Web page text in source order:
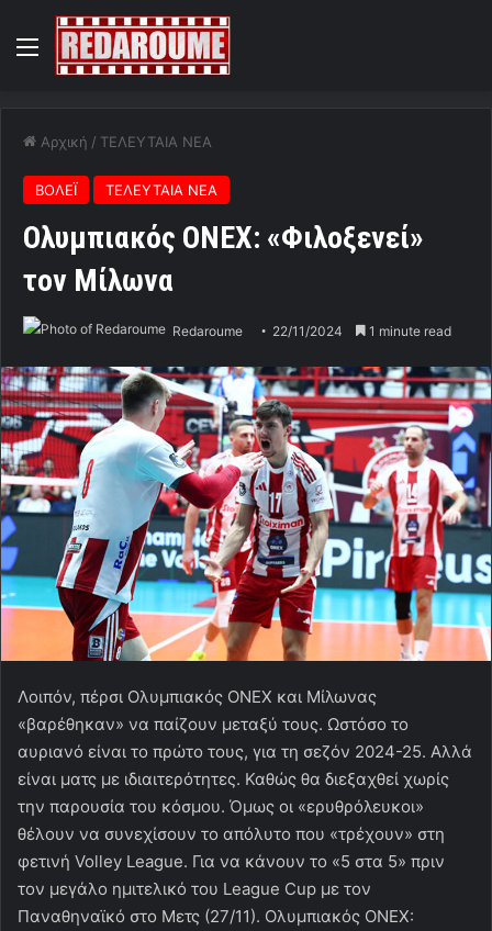
Menu
Αρχική / ΤΕΛΕΥΤΑΙΑ ΝΕΑ
ΒΟΛΕΪ ΤΕΛΕΥΤΑΙΑ ΝΕΑ
Ολυμπιακός ΟΝΕΧ: «Φιλοξενεί»
τον Μίλωνα
Redaroume 22/11/2024 1 minute read
Λοιπόν, πέρσι Ολυμπιακός ONEX και Μίλωνας
«βαρέθηκαν» να παίζουν μεταξύ τους. Ωστόσο το
αυριανό είναι το πρώτο τους, για τη σεζόν 2024-25. Αλλά
είναι ματς με ιδιαιτερότητες. Καθώς θα διεξαχθεί χωρίς
την παρουσία του κόσμου. Όμως οι «ερυθρόλευκοι»
θέλουν να συνεχίσουν το απόλυτο που «τρέχουν» στη
φετινή Volley League. Για να κάνουν το «5 στα 5» πριν
τον μεγάλο ημιτελικό του League Cup με τον
Παναθηναϊκό στο Μετς (27/11). Ολυμπιακός ΟΝΕΧ: